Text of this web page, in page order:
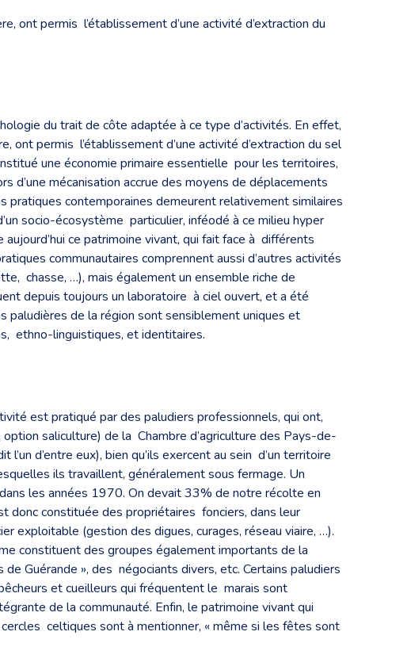
ont permis l’établissement d’une activité d’extraction du
du trait de côte adaptée à ce type d’activités. En effet,
permis l’établissement d’une activité d’extraction du sel
une économie primaire essentielle pour les territoires,
d’une mécanisation accrue des moyens de déplacements
contemporaines demeurent relativement similaires
socio-écosystème particulier, inféodé à ce milieu hyper
ce patrimoine vivant, qui fait face à différents
communautaires comprennent aussi d’autres activités
chasse, …), mais également un ensemble riche de
depuis toujours un laboratoire à ciel ouvert, et a été
paludières de la région sont sensiblement uniques et
ethno-linguistiques, et identitaires.
est pratiqué par des paludiers professionnels, qui ont,
saliculture) de la Chambre d’agriculture des Pays-de-
d’entre eux), bien qu’ils exercent au sein d’un territoire
ils travaillent, généralement sous fermage. Un
les années 1970. On devait 33% de notre récolte en
donc constituée des propriétaires fonciers, dans leur
exploitable (gestion des digues, curages, réseau viaire, …).
constituent des groupes également importants de la
Guérande », des négociants divers, etc. Certains paludiers
et cueilleurs qui fréquentent le marais sont
de la communauté. Enfin, le patrimoine vivant qui
celtiques sont à mentionner, « même si les fêtes sont